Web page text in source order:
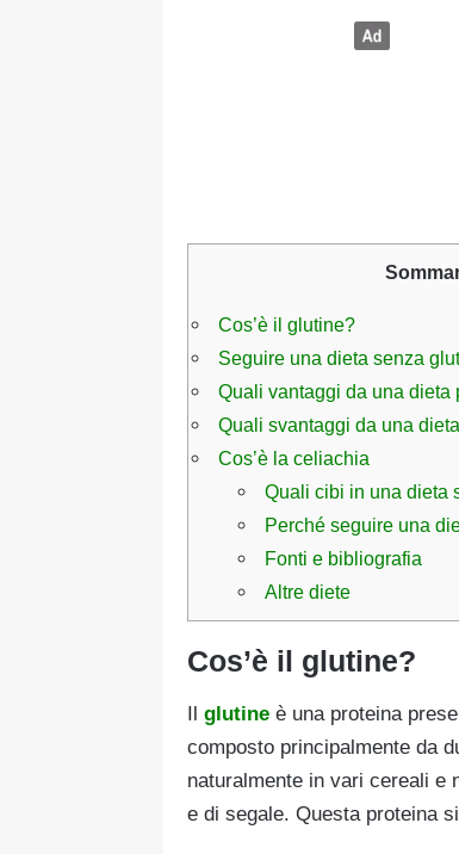
Cos’è il glutine?
Seguire una dieta senza
Quali vantaggi da una dieta
Quali svantaggi da una
Cos’è la celiachia
Quali cibi in una dieta
Perché seguire una
Fonti e bibliografia
Altre diete
Cos’è il glutine?
Il glutine è una proteina
composto principalmente da
naturalmente in vari cereali e
e di segale. Questa proteina